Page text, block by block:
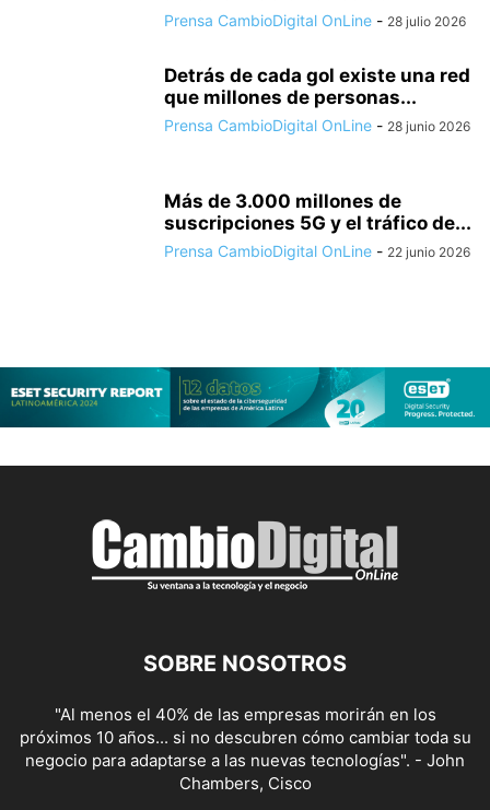
Prensa CambioDigital OnLine - 28 julio 2026
Detrás de cada gol existe una red
que millones de personas...
Prensa CambioDigital OnLine - 28 junio 2026
Más de 3.000 millones de
suscripciones 5G y el tráfico de...
Prensa CambioDigital OnLine - 22 junio 2026
SOBRE NOSOTROS
"Al menos el 40% de las empresas morirán en los
próximos 10 años... si no descubren cómo cambiar toda su
negocio para adaptarse a las nuevas tecnologías". - John
Chambers, Cisco